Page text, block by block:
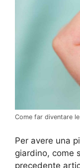
Come far diventare
Per avere una
giardino, come
precedente